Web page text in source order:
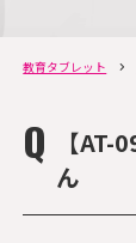
教育タブレット
【
ん